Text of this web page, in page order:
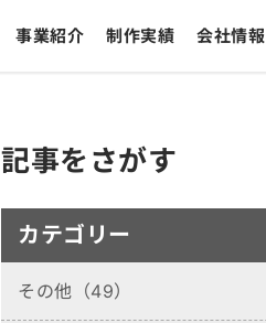
事業紹介 制作実績 会社情報
記事をさがす
カテゴリー
その他（49）